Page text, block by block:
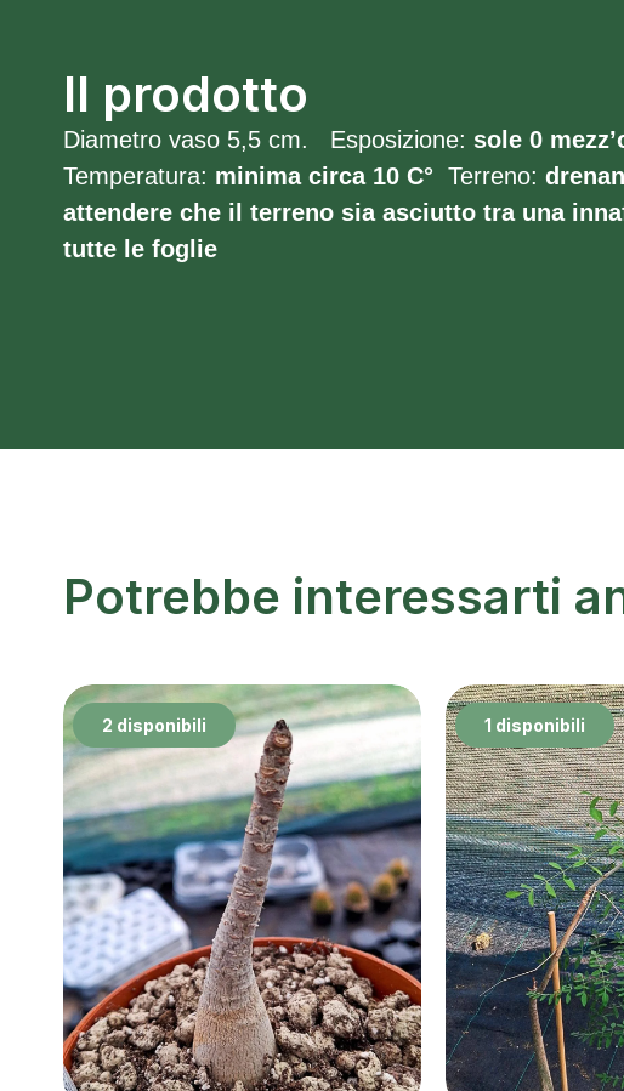
Il prodotto
Diametro vaso 5,5 cm. Esposizione: sole 0
Temperatura: minima circa 10 C° Terreno:
attendere che il terreno sia asciutto tra una
tutte le foglie
Potrebbe interessarti
2 disponibili 1 disponibili